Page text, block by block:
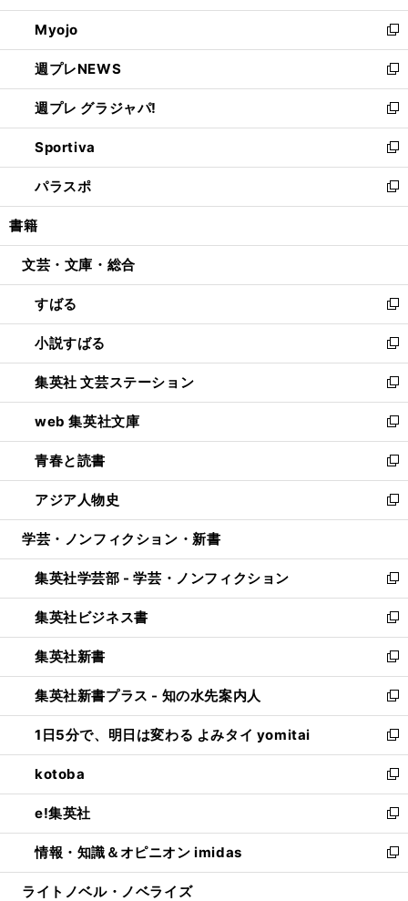
開
く
ウ
で
開
く
ン
ド
ウ
で
開
く
ウ
ィ
ン
ド
ウ
で
開
く
Myojo
新
し
い
ウ
ィ
ン
ド
ウ
で
開
週プレNEWS
新
し
い
ウ
ィ
ン
ド
ウ
開
週プレ グラジャパ!
新
し
い
ウ
ィ
ン
ウ
開
く
Sportiva
新
し
い
ウ
ン
ウ
で
開
く
パラスポ
新
し
ウ
ン
ド
ウ
で
開
く
書籍
文芸・文庫・総合
すばる
新
し
い
ウ
ィ
ン
ド
ウ
で
開
く
小説すばる
新
し
い
ウ
ィ
ン
ド
ウ
で
開
集英社 文芸ステーション
新
し
い
ウ
ィ
ン
ド
ウ
開
く
web 集英社文庫
新
し
い
ウ
ィ
ン
ウ
で
開
く
青春と読書
新
し
い
ウ
ン
ド
ウ
で
開
く
アジア人物史
新
し
ウ
ィ
ン
ド
ウ
で
開
く
学芸・ノンフィクション・新書
集英社学芸部 - 学芸・ノンフィクション
新
し
い
ウ
ィ
ン
ド
ウ
で
開
く
集英社ビジネス書
新
し
い
ウ
ィ
ン
ド
ウ
で
開
く
集英社新書
新
し
い
ウ
ィ
ン
ド
ウ
で
開
く
集英社新書プラス - 知の水先案内人
新
し
い
ウ
ィ
ン
ド
ウ
で
開
1日5分で、明日は変わる よみタイ yomitai
新
し
い
ウ
ィ
ン
ド
ウ
kotoba
新
し
い
ウ
ィ
ン
e!集英社
新
し
い
ウ
情報・知識＆オピニオン imidas
新
し
ライトノベル・ノベライズ